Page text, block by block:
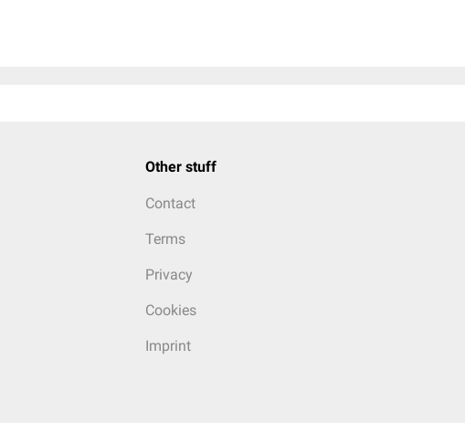
Other stuff
Contact
Terms
Privacy
Cookies
Imprint